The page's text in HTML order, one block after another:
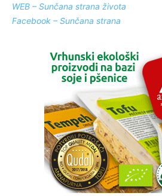
WEB – Sunčana strana života
Facebook – Sunčana strana